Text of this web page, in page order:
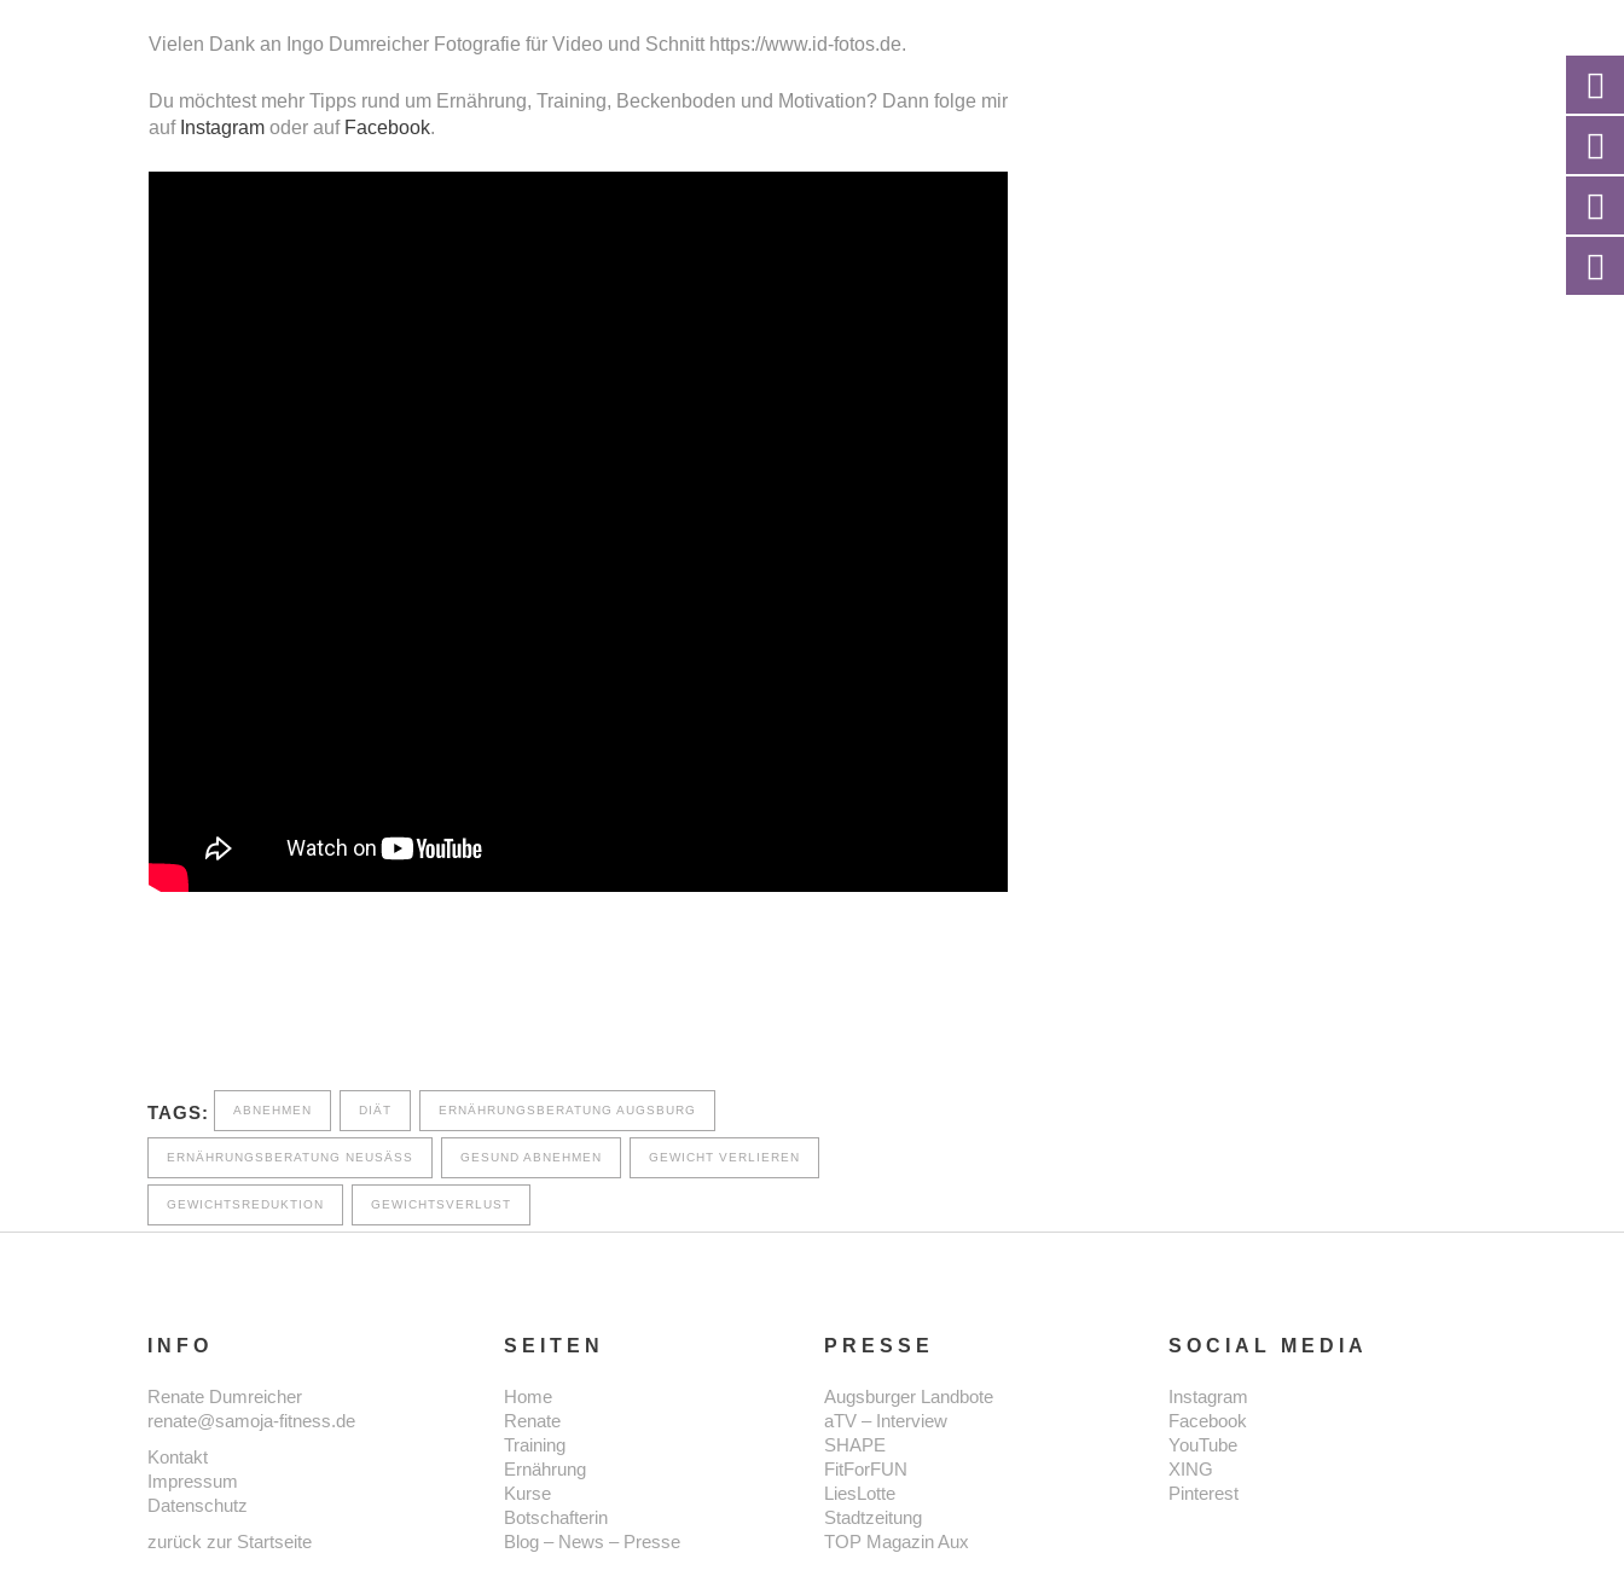
Vielen Dank an Ingo Dumreicher Fotografie für Video und Schnitt https://www.id-fotos.de.
Du möchtest mehr Tipps rund um Ernährung, Training, Beckenboden und Motivation? Dann folge mir
auf Instagram oder aufFacebook.
TAGS: ABNEHMEN DIÄT ERNÄHRUNGSBERATUNG AUGSBURG
ERNÄHRUNGSBERATUNG NEUSÄSS GESUND ABNEHMEN GEWICHT VERLIEREN
GEWICHTSREDUKTION GEWICHTSVERLUST
INFO
Renate Dumreicher
renate@samoja-fitness.de
Kontakt
Impressum
Datenschutz
zurück zur Startseite
SEITEN
Home
Renate
Training
Ernährung
Kurse
Botschafterin
Blog – News – Presse
PRESSE
Augsburger Landbote
aTV – Interview
SHAPE
FitForFUN
LiesLotte
Stadtzeitung
TOP Magazin Aux
SOCIAL MEDIA
Instagram
Facebook
YouTube
XING
Pinterest